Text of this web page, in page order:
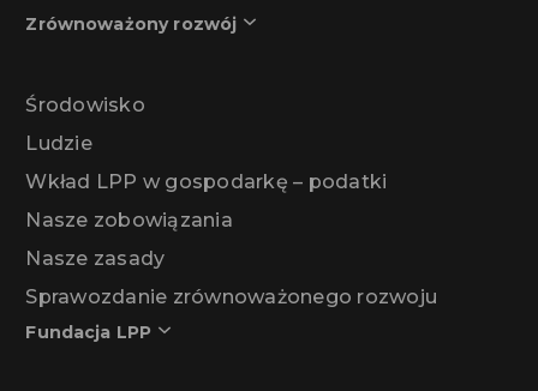
Zrównoważony rozwój
Środowisko
Ludzie
Wkład LPP w gospodarkę – podatki
Nasze zobowiązania
Nasze zasady
Sprawozdanie zrównoważonego rozwoju
Fundacja LPP